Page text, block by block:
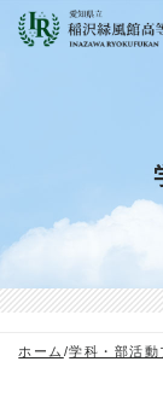
ホーム /学科・部活動